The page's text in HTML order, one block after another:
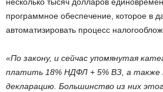
несколько тысяч долларов
программное обеспечение, которое в
автоматизировать процесс
«По закону, и сейчас упомянутая
платить 18% НДФЛ + 5% ВЗ, а также
декларацию. Большинство из них